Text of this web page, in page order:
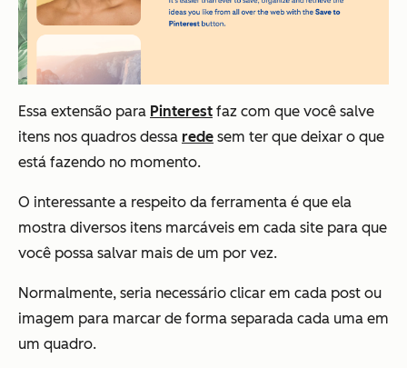
Essa extensão para Pinterest faz com que você salve
itens nos quadros dessa rede sem ter que deixar o que
está fazendo no momento.
O interessante a respeito da ferramenta é que ela
mostra diversos itens marcáveis em cada site para que
você possa salvar mais de um por vez.
Normalmente, seria necessário clicar em cada post ou
imagem para marcar de forma separada cada uma em
um quadro.